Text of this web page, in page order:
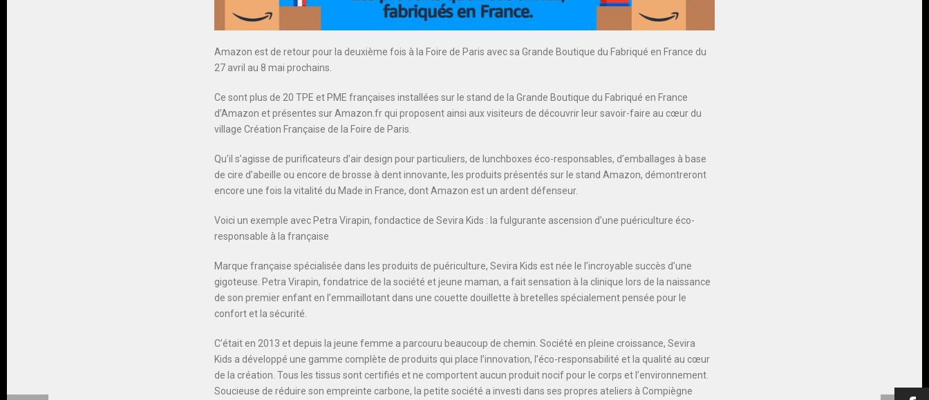
Amazon est de retour pour la deuxième fois à la Foire de Paris avec sa Grande Boutique du Fabriqué en France du
27 avril au 8 mai prochains.
Ce sont plus de 20 TPE et PME françaises installées sur le stand de la Grande Boutique du Fabriqué en France
d’Amazon et présentes sur Amazon.fr qui proposent ainsi aux visiteurs de découvrir leur savoir-faire au cœur du
village Création Française de la Foire de Paris.
Qu’il s’agisse de purificateurs d’air design pour particuliers, de lunchboxes éco-responsables, d’emballages à base
de cire d’abeille ou encore de brosse à dent innovante, les produits présentés sur le stand Amazon, démontreront
encore une fois la vitalité du Made in France, dont Amazon est un ardent défenseur.
Voici un exemple avec Petra Virapin, fondactice de Sevira Kids : la fulgurante ascension d’une puériculture éco-
responsable à la française
Marque française spécialisée dans les produits de puériculture, Sevira Kids est née le l’incroyable succès d’une
gigoteuse. Petra Virapin, fondatrice de la société et jeune maman, a fait sensation à la clinique lors de la naissance
de son premier enfant en l’emmaillotant dans une couette douillette à bretelles spécialement pensée pour le
confort et la sécurité.
C’était en 2013 et depuis la jeune femme a parcouru beaucoup de chemin. Société en pleine croissance, Sevira
Kids a développé une gamme complète de produits qui place l’innovation, l’éco-responsabilité et la qualité au cœur
de la création. Tous les tissus sont certifiés et ne comportent aucun produit nocif pour le corps et l’environnement.
Soucieuse de réduire son empreinte carbone, la petite société a investi dans ses propres ateliers à Compiègne